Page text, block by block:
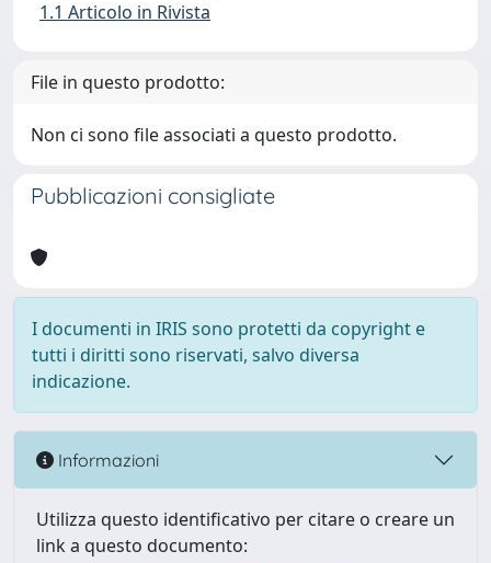
1.1 Articolo in Rivista
File in questo prodotto:
Non ci sono file associati a questo prodotto.
Pubblicazioni consigliate
I documenti in IRIS sono protetti da copyright e
tutti i diritti sono riservati, salvo diversa
indicazione.
Informazioni
Utilizza questo identificativo per citare o creare un
link a questo documento: